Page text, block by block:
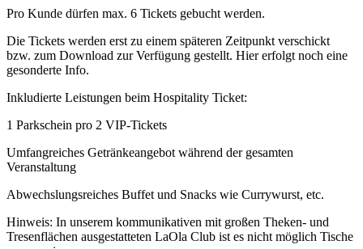
Pro Kunde dürfen max. 6 Tickets gebucht werden.
Die Tickets werden erst zu einem späteren Zeitpunkt verschickt
bzw. zum Download zur Verfügung gestellt. Hier erfolgt noch eine
gesonderte Info.
Inkludierte Leistungen beim Hospitality Ticket:
1 Parkschein pro 2 VIP-Tickets
Umfangreiches Getränkeangebot während der gesamten
Veranstaltung
Abwechslungsreiches Buffet und Snacks wie Currywurst, etc.
Hinweis: In unserem kommunikativen mit großen Theken- und
Tresenflächen ausgestatteten LaOla Club ist es nicht möglich Tische